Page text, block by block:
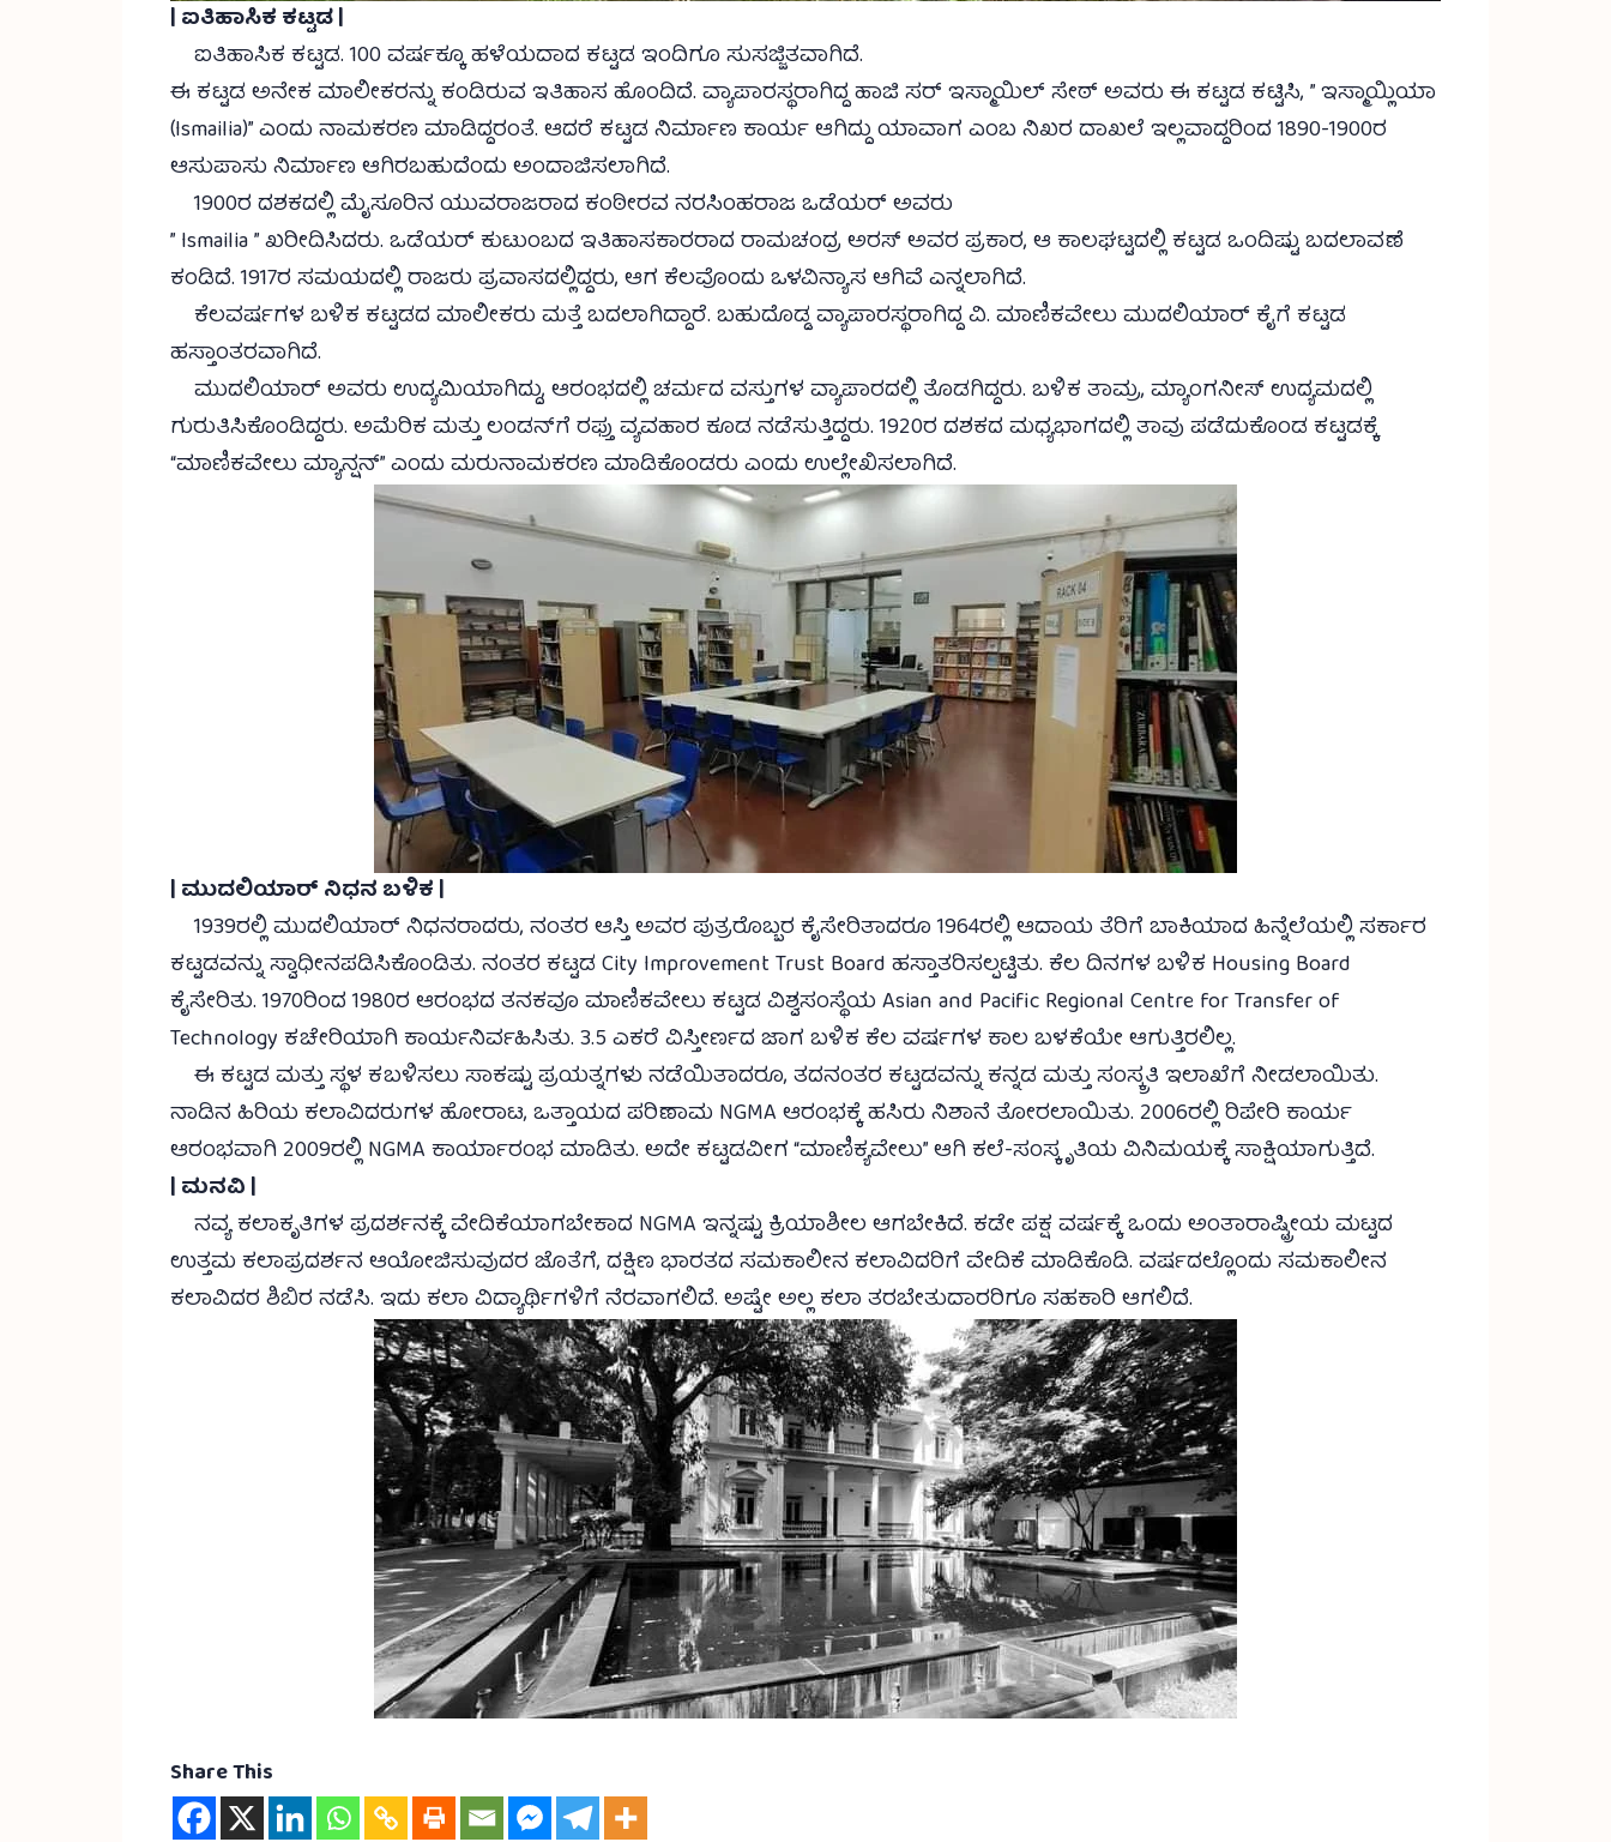
| ಐತಿಹಾಸಿಕ ಕಟ್ಟಡ |
ಐತಿಹಾಸಿಕ ಕಟ್ಟಡ. 100 ವರ್ಷಕ್ಕೂ ಹಳೆಯದಾದ ಕಟ್ಟಡ ಇಂದಿಗೂ ಸುಸಜ್ಜಿತವಾಗಿದೆ.
ಈ ಕಟ್ಟಡ ಅನೇಕ ಮಾಲೀಕರನ್ನು ಕಂಡಿರುವ ಇತಿಹಾಸ ಹೊಂದಿದೆ. ವ್ಯಾಪಾರಸ್ಥರಾಗಿದ್ದ ಹಾಜಿ ಸರ್ ಇಸ್ಮಾಯಿಲ್ ಸೇಠ್ ಅವರು ಈ ಕಟ್ಟಡ ಕಟ್ಟಿಸಿ, ” ಇಸ್ಮಾಯ್ಲಿಯಾ
(Ismailia)” ಎಂದು ನಾಮಕರಣ ಮಾಡಿದ್ದರಂತೆ. ಆದರೆ ಕಟ್ಟಡ ನಿರ್ಮಾಣ ಕಾರ್ಯ ಆಗಿದ್ದು‌ ಯಾವಾಗ ಎಂಬ ನಿಖರ ದಾಖಲೆ ಇಲ್ಲವಾದ್ದರಿಂದ 1890-1900ರ
ಆಸುಪಾಸು ನಿರ್ಮಾಣ ಆಗಿರಬಹುದೆಂದು ಅಂದಾಜಿಸಲಾಗಿದೆ.
1900ರ ದಶಕದಲ್ಲಿ ಮೈಸೂರಿನ ಯುವರಾಜರಾದ ಕಂಠೀರವ ನರಸಿಂಹರಾಜ ಒಡೆಯರ್ ಅವರು
” Ismailia ” ಖರೀದಿಸಿದರು. ಒಡೆಯರ್ ಕುಟುಂಬದ ಇತಿಹಾಸಕಾರರಾದ ರಾಮಚಂದ್ರ ಅರಸ್ ಅವರ ಪ್ರಕಾರ, ಆ ಕಾಲಘಟ್ಟದಲ್ಲಿ ಕಟ್ಟಡ ಒಂದಿಷ್ಟು ಬದಲಾವಣೆ
ಕಂಡಿದೆ. 1917ರ ಸಮಯದಲ್ಲಿ ರಾಜರು ಪ್ರವಾಸದಲ್ಲಿದ್ದರು, ಆಗ ಕೆಲವೊಂದು ಒಳವಿನ್ಯಾಸ ಆಗಿವೆ ಎನ್ನಲಾಗಿದೆ.
ಕೆಲವರ್ಷಗಳ ಬಳಿಕ ಕಟ್ಟಡದ ಮಾಲೀಕರು ಮತ್ತೆ ಬದಲಾಗಿದ್ದಾರೆ. ಬಹುದೊಡ್ಡ ವ್ಯಾಪಾರಸ್ಥರಾಗಿದ್ದ ವಿ. ಮಾಣಿಕವೇಲು ಮುದಲಿಯಾರ್ ಕೈಗೆ ಕಟ್ಟಡ
ಹಸ್ತಾಂತರವಾಗಿದೆ.
ಮುದಲಿಯಾರ್ ಅವರು ಉದ್ಯಮಿಯಾಗಿದ್ದು, ಆರಂಭದಲ್ಲಿ ಚರ್ಮದ ವಸ್ತುಗಳ ವ್ಯಾಪಾರದಲ್ಲಿ ತೊಡಗಿದ್ದರು. ಬಳಿಕ ತಾಮ್ರ, ಮ್ಯಾಂಗನೀಸ್ ಉದ್ಯಮದಲ್ಲಿ
ಗುರುತಿಸಿಕೊಂಡಿದ್ದರು. ಅಮೆರಿಕ ಮತ್ತು ಲಂಡನ್‌ಗೆ ರಫ್ತು ವ್ಯವಹಾರ ಕೂಡ ನಡೆಸುತ್ತಿದ್ದರು. 1920ರ ದಶಕದ ಮಧ್ಯಭಾಗದಲ್ಲಿ ತಾವು ಪಡೆದುಕೊಂಡ ಕಟ್ಟಡಕ್ಕೆ
“ಮಾಣಿಕವೇಲು ಮ್ಯಾನ್ಷನ್” ಎಂದು ಮರುನಾಮಕರಣ ಮಾಡಿಕೊಂಡರು ಎಂದು ಉಲ್ಲೇಖಿಸಲಾಗಿದೆ.
| ಮುದಲಿಯಾರ್ ನಿಧನ ಬಳಿಕ |
1939ರಲ್ಲಿ ಮುದಲಿಯಾರ್ ನಿಧನರಾದರು, ನಂತರ ಆಸ್ತಿ ಅವರ ಪುತ್ರರೊಬ್ಬರ ಕೈಸೇರಿತಾದರೂ 1964ರಲ್ಲಿ ಆದಾಯ ತೆರಿಗೆ ಬಾಕಿಯಾದ ಹಿನ್ನೆಲೆಯಲ್ಲಿ ಸರ್ಕಾರ
ಕಟ್ಟಡವನ್ನು ಸ್ವಾಧೀನಪಡಿಸಿಕೊಂಡಿತು. ನಂತರ ಕಟ್ಟಡ City Improvement Trust Board ಹಸ್ತಾತರಿಸಲ್ಪಟ್ಟಿತು. ಕೆಲ ದಿನಗಳ ಬಳಿಕ Housing Board
ಕೈಸೇರಿತು. 1970ರಿಂದ 1980ರ ಆರಂಭದ ತನಕವೂ ಮಾಣಿಕವೇಲು ಕಟ್ಟಡ ವಿಶ್ವಸಂಸ್ಥೆಯ Asian and Pacific Regional Centre for Transfer of
Technology ಕಚೇರಿಯಾಗಿ ಕಾರ್ಯನಿರ್ವಹಿಸಿತು. 3.5 ಎಕರೆ ವಿಸ್ತೀರ್ಣದ ಜಾಗ ಬಳಿಕ ಕೆಲ ವರ್ಷಗಳ ಕಾಲ ಬಳಕೆಯೇ ಆಗುತ್ತಿರಲಿಲ್ಲ.
ಈ ಕಟ್ಟಡ ಮತ್ತು ಸ್ಥಳ ಕಬಳಿಸಲು ಸಾಕಷ್ಟು ಪ್ರಯತ್ನಗಳು ನಡೆಯಿತಾದರೂ, ತದನಂತರ ಕಟ್ಟಡವನ್ನು ಕನ್ನಡ ಮತ್ತು ಸಂಸ್ಕ್ರತಿ ಇಲಾಖೆಗೆ ನೀಡಲಾಯಿತು.
ನಾಡಿನ ಹಿರಿಯ ಕಲಾವಿದರುಗಳ ಹೋರಾಟ, ಒತ್ತಾಯದ ಪರಿಣಾಮ NGMA ಆರಂಭಕ್ಕೆ ಹಸಿರು ನಿಶಾನೆ ತೋರಲಾಯಿತು. 2006ರಲ್ಲಿ ರಿಪೇರಿ ಕಾರ್ಯ
ಆರಂಭವಾಗಿ 2009ರಲ್ಲಿ NGMA ಕಾರ್ಯಾರಂಭ ಮಾಡಿತು. ಅದೇ ಕಟ್ಟಡವೀಗ “ಮಾಣಿಕ್ಯವೇಲು” ಆಗಿ ಕಲೆ-ಸಂಸ್ಕೃತಿಯ ವಿನಿಮಯಕ್ಕೆ ಸಾಕ್ಷಿಯಾಗುತ್ತಿದೆ.
| ಮನವಿ |
ನವ್ಯ ಕಲಾಕೃತಿಗಳ ಪ್ರದರ್ಶನಕ್ಕೆ ವೇದಿಕೆಯಾಗಬೇಕಾದ NGMA ಇನ್ನಷ್ಟು ಕ್ರಿಯಾಶೀಲ ಆಗಬೇಕಿದೆ. ಕಡೇ ಪಕ್ಷ ವರ್ಷಕ್ಕೆ ಒಂದು ಅಂತಾರಾಷ್ಟ್ರೀಯ ಮಟ್ಟದ
ಉತ್ತಮ ಕಲಾಪ್ರದರ್ಶನ ಆಯೋಜಿಸುವುದರ ಜೊತೆಗೆ, ದಕ್ಷಿಣ ಭಾರತದ ಸಮಕಾಲೀನ ಕಲಾವಿದರಿಗೆ ವೇದಿಕೆ ಮಾಡಿಕೊಡಿ. ವರ್ಷದಲ್ಲೊಂದು ಸಮಕಾಲೀನ
ಕಲಾವಿದರ ಶಿಬಿರ ನಡೆಸಿ. ಇದು ಕಲಾ ವಿದ್ಯಾರ್ಥಿಗಳಿಗೆ ನೆರವಾಗಲಿದೆ. ಅಷ್ಟೇ ಅಲ್ಲ ಕಲಾ ತರಬೇತುದಾರರಿಗೂ ಸಹಕಾರಿ ಆಗಲಿದೆ.
Share This